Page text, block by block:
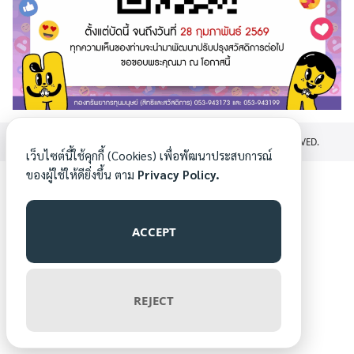
©2026 PLAN.FLEXBENEFITS.MIS.CMU.AC.TH. ALL RIGHTS RESERVED.
เว็บไซต์นี้ใช้คุกกี้ (Cookies) เพื่อพัฒนาประสบการณ์
ของผู้ใช้ให้ดียิ่งขึ้น ตาม Privacy Policy.
ACCEPT
REJECT